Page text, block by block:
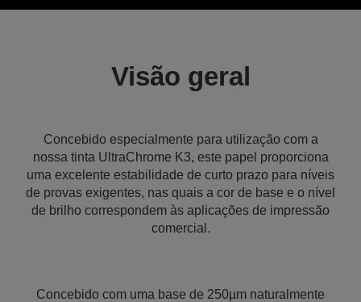
Visão geral
Concebido especialmente para utilização com a
nossa tinta UltraChrome K3, este papel proporciona
uma excelente estabilidade de curto prazo para níveis
de provas exigentes, nas quais a cor de base e o nível
de brilho correspondem às aplicações de impressão
comercial.
Concebido com uma base de 250µm naturalmente